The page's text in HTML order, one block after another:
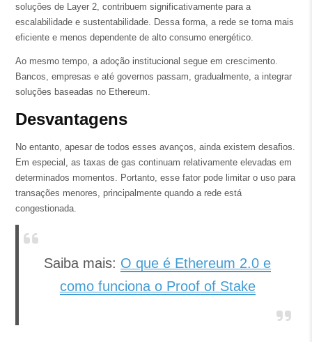
soluções de Layer 2, contribuem significativamente para a
escalabilidade e sustentabilidade. Dessa forma, a rede se torna mais
eficiente e menos dependente de alto consumo energético.
Ao mesmo tempo, a adoção institucional segue em crescimento.
Bancos, empresas e até governos passam, gradualmente, a integrar
soluções baseadas no Ethereum.
Desvantagens
No entanto, apesar de todos esses avanços, ainda existem desafios.
Em especial, as taxas de gas continuam relativamente elevadas em
determinados momentos. Portanto, esse fator pode limitar o uso para
transações menores, principalmente quando a rede está
congestionada.
Saiba mais: O que é Ethereum 2.0 e
como funciona o Proof of Stake